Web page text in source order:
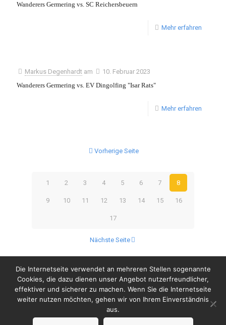
Wanderers Germering vs. SC Reichersbeuern
Mehr erfahren
Markus Degenhardt am
10. Februar 2023
Wanderers Germering vs. EV Dingolfing "Isar Rats"
Mehr erfahren
Vorherige Seite
1 2 3 4 5 6 7 8
9 10 11 12 13 14 15 16
17
Nächste Seite
© Copyright 2023 by Wanderers Germering
Impressum
Datenschutzerklärung
Die Internetseite verwendet an mehreren Stellen sogenannte
Cookies, die dazu dienen unser Angebot nutzerfreundlicher,
effektiver und sicherer zu machen. Wenn Sie die Internetseite
weiter nutzen möchten, gehen wir von Ihrem Einverständnis
aus.